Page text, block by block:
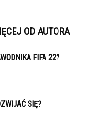
OD AUTORA
FIFA 22?
SIĘ?